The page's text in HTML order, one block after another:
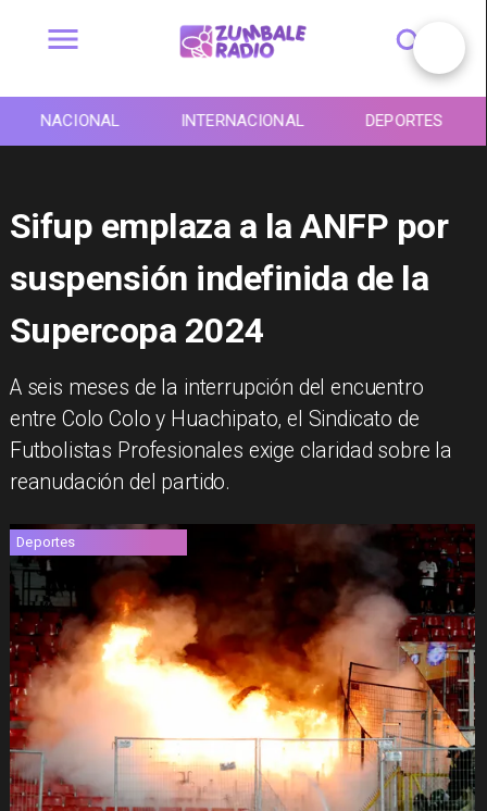
NACIONAL INTERNACIONAL DEPORTES
Sifup emplaza a la ANFP por
suspensión indefinida de la
Supercopa 2024
A seis meses de la interrupción del encuentro
entre Colo Colo y Huachipato, el Sindicato de
Futbolistas Profesionales exige claridad sobre la
reanudación del partido.
Deportes